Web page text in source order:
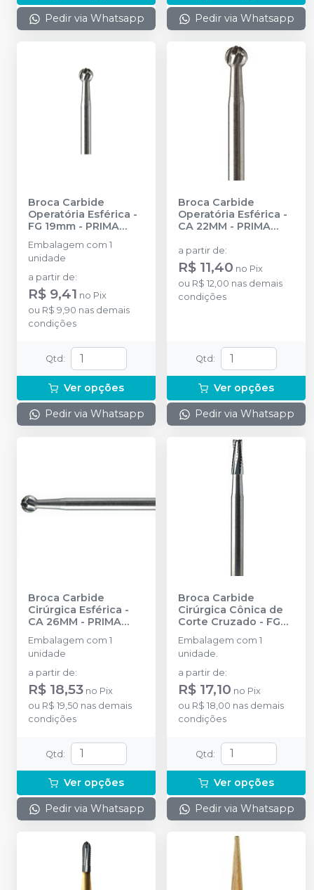
Pedir via Whatsapp Pedir via Whatsapp
Broca Carbide
Operatória Esférica -
FG 19mm - PRIMA
DENTAL BY ANGELUS
Embalagem com 1
unidade
a partir de:
R$ 9,41 no Pix
ou R$ 9,90 nas demais
condições
Qtd :
Ver opções
Pedir via Whatsapp
Broca Carbide
Operatória Esférica -
CA 22MM - PRIMA
a partir de:
R$ 11,40 no Pix
ou R$ 12,00 nas demais
condições
Qtd :
Ver opções
Pedir via Whatsapp
Broca Carbide
Cirúrgica Esférica -
CA 26MM - PRIMA
DENTAL BY ANGELUS
Embalagem com 1
unidade
a partir de:
R$ 18,53 no Pix
ou R$ 19,50 nas demais
condições
Qtd:
Ver opções
Pedir via Whatsapp
Broca Carbide
Cirúrgica Cônica de
Corte Cruzado - FG
25MM
DENTAL BY ANGELUS
Embalagem com 1
unidade.
a partir de:
R$ 17,10 no Pix
ou R$ 18,00 nas demais
condições
Qtd:
Ver opções
Pedir via Whatsapp